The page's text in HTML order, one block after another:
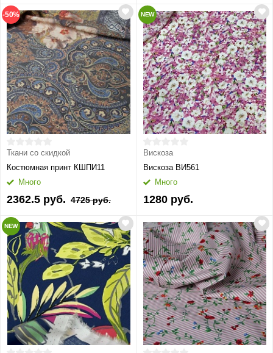
-50%
Ткани со скидкой
Костюмная принт КШПИ11
Много
2362.5 руб. 4725 руб.
NEW
Вискоза
Вискоза ВИ561
Много
1280 руб.
NEW